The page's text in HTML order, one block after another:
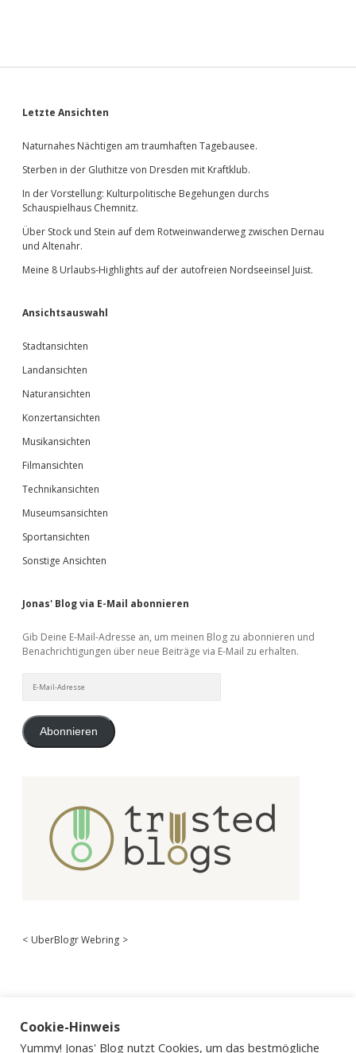
Sidebar
Letzte Ansichten
Naturnahes Nächtigen am traumhaften Tagebausee.
Sterben in der Gluthitze von Dresden mit Kraftklub.
In der Vorstellung: Kulturpolitische Begehungen durchs
Schauspielhaus Chemnitz.
Über Stock und Stein auf dem Rotweinwanderweg zwischen Dernau
und Altenahr.
Meine 8 Urlaubs-Highlights auf der autofreien Nordseeinsel Juist.
Ansichtsauswahl
Stadtansichten
Landansichten
Naturansichten
Konzertansichten
Musikansichten
Filmansichten
Technikansichten
Museumsansichten
Sportansichten
Sonstige Ansichten
Jonas' Blog via E-Mail abonnieren
Gib Deine E-Mail-Adresse an, um meinen Blog zu abonnieren und
Benachrichtigungen über neue Beiträge via E-Mail zu erhalten.
Mail-
Abonnieren
< UberBlogr Webring >
Cookie-Hinweis
Yummy! Jonas' Blog nutzt Cookies, um das bestmögliche